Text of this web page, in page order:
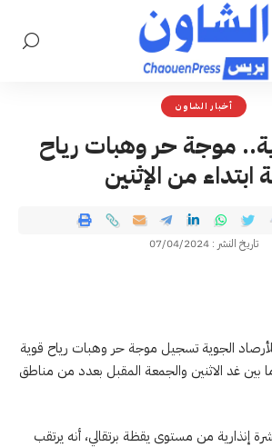
أخبار الشاون
موجة حر وهبات رياح
ابتداء من الإثنين
تاريخ النشر : 07/04/2024
للأرصاد الجوية تسجيل موجة حر وهبات رياح قوية
بين غد الاثنين والجمعة المقبل بعدد من مناطق
إنذارية من مستوى يقظة برتقالي، أنه يرتقب